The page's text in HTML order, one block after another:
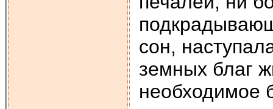
сон,
земных благ
необходимое